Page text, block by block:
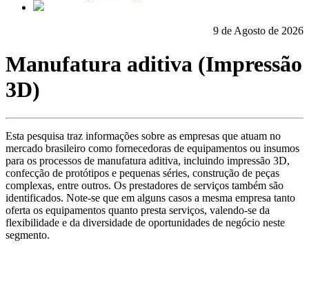
9 de Agosto de 2026
Manufatura aditiva (Impressão
3D)
Esta pesquisa traz informações sobre as empresas que atuam no
mercado brasileiro como fornecedoras de equipamentos ou insumos
para os processos de manufatura aditiva, incluindo impressão 3D,
confecção de protótipos e pequenas séries, construção de peças
complexas, entre outros. Os prestadores de serviços também são
identificados. Note-se que em alguns casos a mesma empresa tanto
oferta os equipamentos quanto presta serviços, valendo-se da
flexibilidade e da diversidade de oportunidades de negócio neste
segmento.